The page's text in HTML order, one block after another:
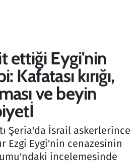
ettiği Eygi'nin
Kafatası kırığı,
ve beyin
Şeria'da İsrail askerlerince
Ezgi Eygi'nin cenazesinin
incelemesinde